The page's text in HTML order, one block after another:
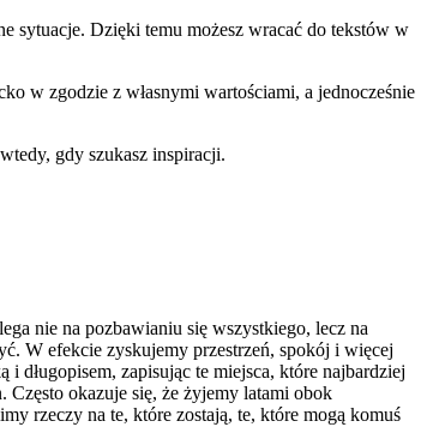
sytuacje. Dzięki temu możesz wracać do tekstów w
w zgodzie z własnymi wartościami, a jednocześnie
gdy szukasz inspiracji.
nie na pozbawianiu się wszystkiego, lecz na
W efekcie zyskujemy przestrzeń, spokój i więcej
długopisem, zapisując te miejsca, które najbardziej
Często okazuje się, że żyjemy latami obok
rzeczy na te, które zostają, te, które mogą komuś